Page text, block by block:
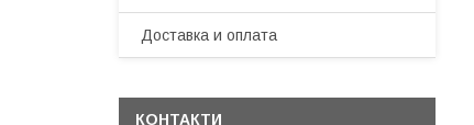
Доставка и оплата
КОНТАКТИ